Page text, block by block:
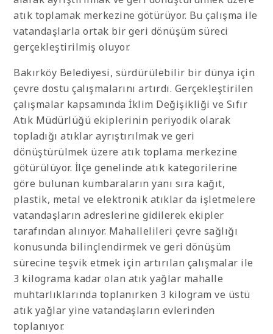
atık toplamak merkezine götürüyor. Bu çalışma ile
vatandaşlarla ortak bir geri dönüşüm süreci
gerçekleştirilmiş oluyor.
Bakırköy Belediyesi, sürdürülebilir bir dünya için
çevre dostu çalışmalarını artırdı. Gerçekleştirilen
çalışmalar kapsamında İklim Değişikliği ve Sıfır
Atık Müdürlüğü ekiplerinin periyodik olarak
topladığı atıklar ayrıştırılmak ve geri
dönüştürülmek üzere atık toplama merkezine
götürülüyor. İlçe genelinde atık kategorilerine
göre bulunan kumbaraların yanı sıra kağıt,
plastik, metal ve elektronik atıklar da işletmelere
vatandaşların adreslerine gidilerek ekipler
tarafından alınıyor. Mahallelileri çevre sağlığı
konusunda bilinçlendirmek ve geri dönüşüm
sürecine teşvik etmek için artırılan çalışmalar ile
3 kilograma kadar olan atık yağlar mahalle
muhtarlıklarında toplanırken 3 kilogram ve üstü
atık yağlar yine vatandaşların evlerinden
toplanıyor.